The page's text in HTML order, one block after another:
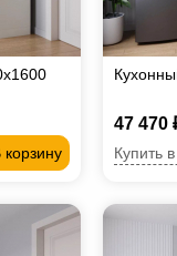
корзину
47 470
Купить